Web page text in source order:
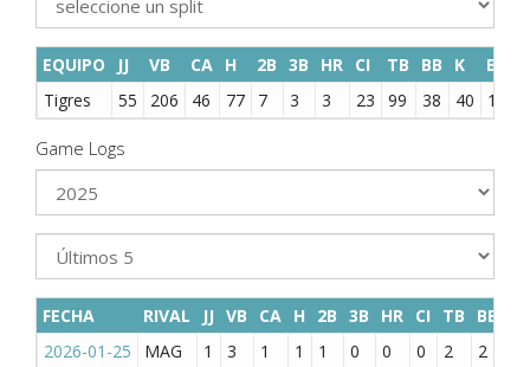
EQUIPO JJ VB CA H 2B 3B HR CI TB BB K BR
Tigres
55 206 46 77 7 3 3 23 99 38 40 14
Game Logs
FECHA RIVAL JJ VB CA H 2B 3B HR CI TB BB
2026-01-25
MAG 1 3 1 1 1 0 0 0 2 2